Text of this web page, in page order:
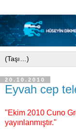
20.10.2010
Eyvah cep
"Ekim 2010 Cuno
yayınlanmıştır."